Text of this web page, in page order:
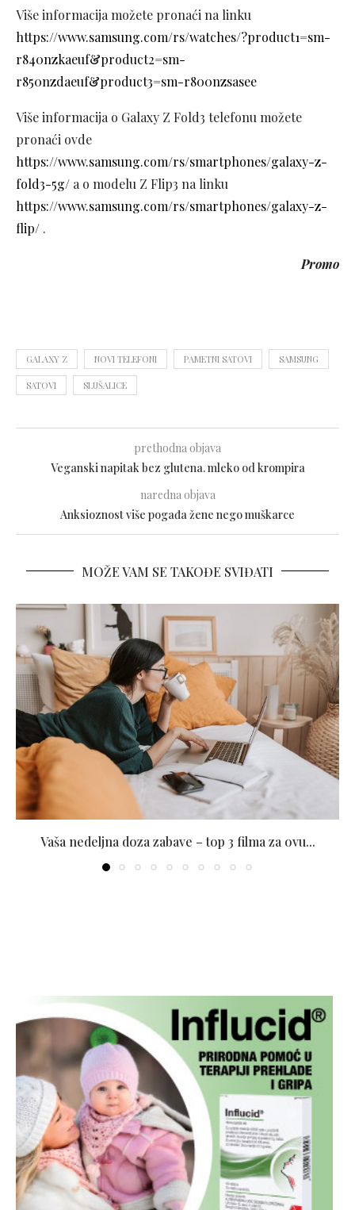
Više informacija možete pronaći na linku
https://www.samsung.com/rs/watches/?product1=sm-
r840nzkaeuf&product2=sm-
r850nzdaeuf&product3=sm-r800nzsasee
Više informacija o Galaxy Z Fold3 telefonu možete
pronaći ovde
https://www.samsung.com/rs/smartphones/galaxy-z-
fold3-5g/ a o modelu Z Flip3 na linku
https://www.samsung.com/rs/smartphones/galaxy-z-
flip/ .
Promo
GALAXY Z NOVI TELEFONI PAMETNI SATOVI SAMSUNG
SATOVI SLUŠALICE
prethodna objava
Veganski napitak bez glutena. mleko od krompira
naredna objava
Anksioznost više pogađa žene nego muškarce
MOŽE VAM SE TAKOĐE SVIĐATI
Vaša nedeljna doza zabave – top 3 filma za ovu...